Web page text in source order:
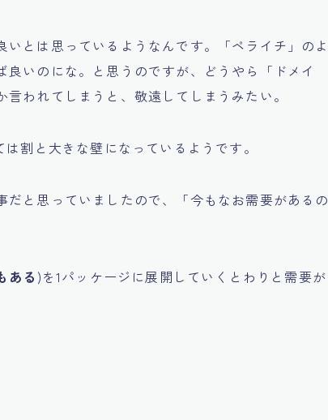
とは思っているようなんです。「ペライチ」のよ
いのにな。と思うのですが、どうやら「ドメイ
われてしまうと、敬遠してしまうみたい。
割と大きな壁になっているようです。
と思っていましたので、「今もなお需要があるの
ある )を1パッケージに展開していくとわりと需要が